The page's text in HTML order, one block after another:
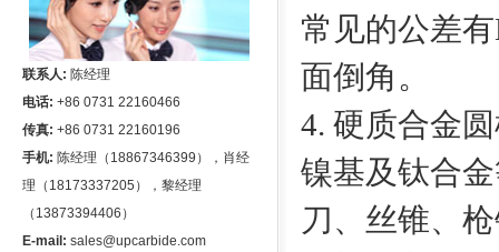
联系人: 陈经理
电话: +86 0731 22160466
传真: +86 0731 22160196
手机: 陈经理（18867346399），肖经
理（18173337205），黎经理
（13873394406）
E-mail: sales@upcarbide.com
常见的公差
面倒角。
4. 硬质合金
镍基及钛合
刀、丝锥、